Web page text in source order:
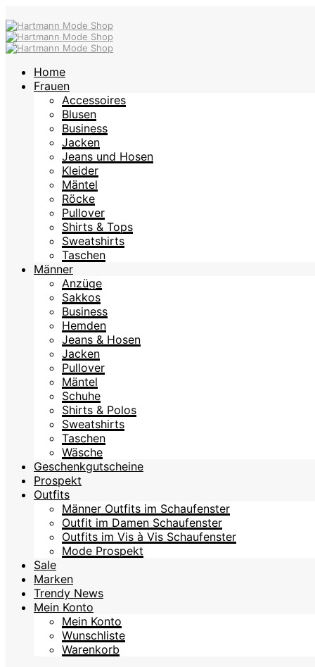
Home
Frauen
Accessoires
Blusen
Business
Jacken
Jeans und Hosen
Kleider
Mäntel
Röcke
Pullover
Shirts & Tops
Sweatshirts
Taschen
Männer
Anzüge
Sakkos
Business
Hemden
Jeans & Hosen
Jacken
Pullover
Mäntel
Schuhe
Shirts & Polos
Sweatshirts
Taschen
Wäsche
Geschenkgutscheine
Prospekt
Outfits
Männer Outfits im Schaufenster
Outfit im Damen Schaufenster
Outfits im Vis à Vis Schaufenster
Mode Prospekt
Sale
Marken
Trendy News
Mein Konto
Mein Konto
Wunschliste
Warenkorb